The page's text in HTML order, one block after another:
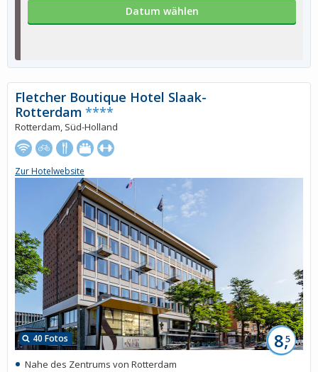
Datum wählen
40 Fotos 8,5
Fletcher Boutique Hotel Slaak-
Rotterdam ****
Rotterdam, Süd-Holland
Zur Hotelwebsite
Nahe des Zentrums von Rotterdam